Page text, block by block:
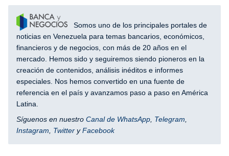
Somos uno de los principales portales de
noticias en Venezuela para temas bancarios, económicos,
financieros y de negocios, con más de 20 años en el
mercado. Hemos sido y seguiremos siendo pioneros en la
creación de contenidos, análisis inéditos e informes
especiales. Nos hemos convertido en una fuente de
referencia en el país y avanzamos paso a paso en América
Latina.
Síguenos en nuestro Canal de WhatsApp Telegram
Instagram
Twitter yFacebook